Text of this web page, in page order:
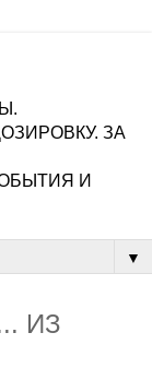
ЗА
И
▼
ИЗ